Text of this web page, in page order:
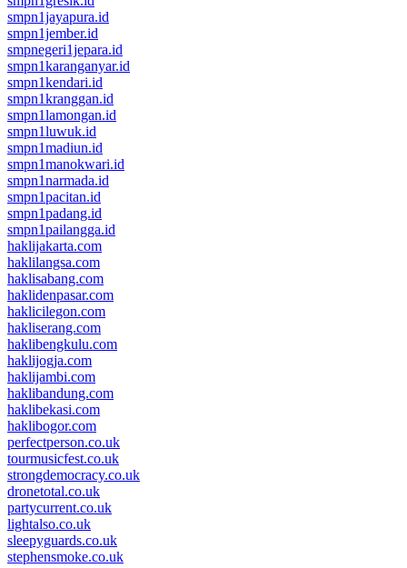
smpn1jayapura.id
smpn1jember.id
smpnegeri1jepara.id
smpn1karanganyar.id
smpn1kendari.id
smpn1kranggan.id
smpn1lamongan.id
smpn1luwuk.id
smpn1madiun.id
smpn1manokwari.id
smpn1narmada.id
smpn1pacitan.id
smpn1padang.id
smpn1pailangga.id
haklijakarta.com
haklilangsa.com
haklisabang.com
haklidenpasar.com
haklicilegon.com
hakliserang.com
haklibengkulu.com
haklijogja.com
haklijambi.com
haklibandung.com
haklibekasi.com
haklibogor.com
perfectperson.co.uk
tourmusicfest.co.uk
strongdemocracy.co.uk
dronetotal.co.uk
partycurrent.co.uk
lightalso.co.uk
sleepyguards.co.uk
stephensmoke.co.uk